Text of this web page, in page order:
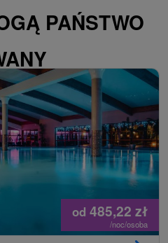
PAŃSTWO
od 485,22 zł
/noc/osoba